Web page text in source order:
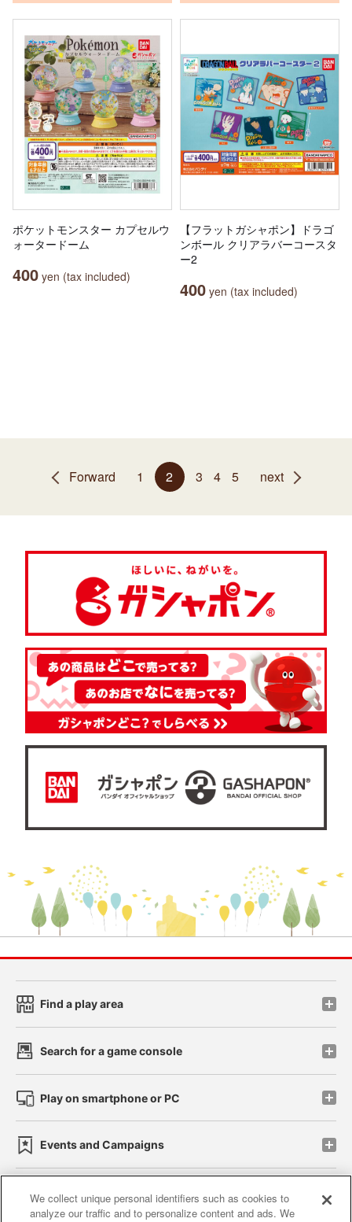
ポケットモンスター カプセルウ
ォータードーム
400 yen (tax included)
【フラットガシャポン】ドラゴ
ンボール クリアラバーコースタ
ー2
400 yen (tax included)
Forward 1 2 3 4 5 next
Find a play area
Search for a game console
Play on smartphone or PC
Events and Campaigns
We collect unique personal identifiers such as cookies to
analyze our traffic and to personalize content and ads. We